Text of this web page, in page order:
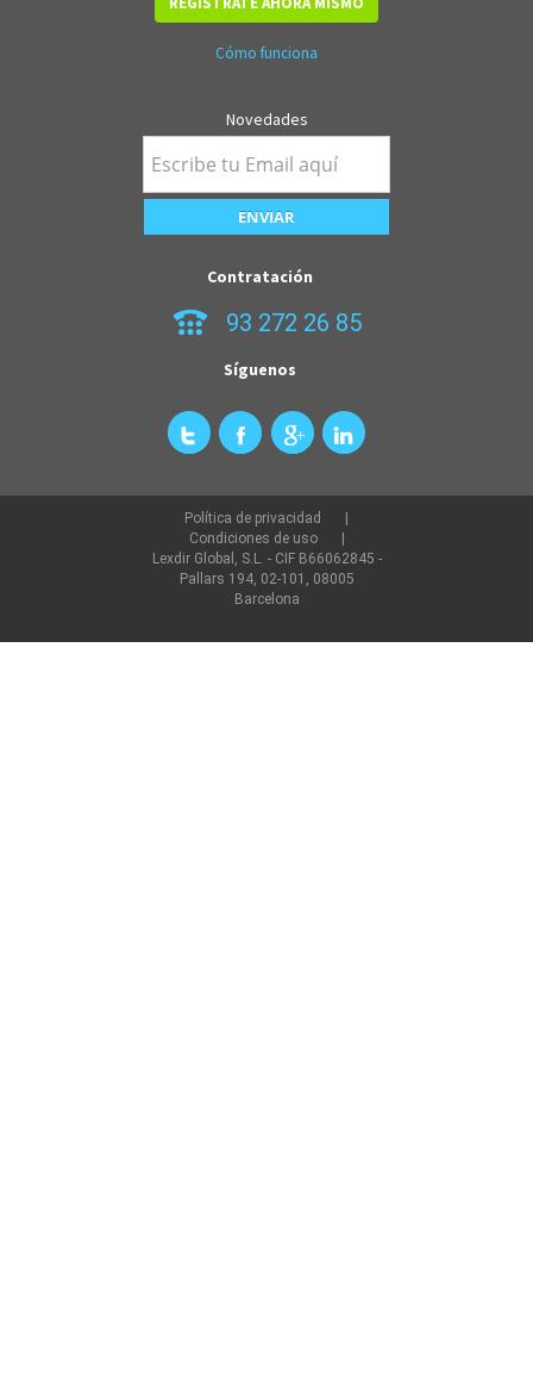
Cómo funciona
Novedades
Contratación
93 272 26 85
Síguenos
Política de privacidad
Condiciones de uso
Lexdir Global, S.L. - CIF B66062845 -
Pallars 194, 02-101, 08005
Barcelona